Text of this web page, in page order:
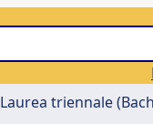
Laurea triennale